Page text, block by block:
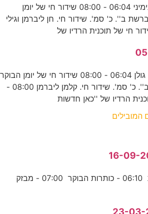
הבוקר הזה - עם רן בנימיני 06:04 - 08:00 שידור חי של יומן
ב''. כ' סמ'. שידור חי. חן ליברמן וגילי
הבוקר הזה - עם אריה גולן 06:04 - 08:00 שידור חי של יומן הבוקר
מ''כאן חדשות ברשת ב''. כ' סמ'. שידור חי. קלמן ליברמן 08:00 -
המובילים
06:00 - מבזק חדשות 06:10 - כותרות הבוקר 07:00 - מבזק